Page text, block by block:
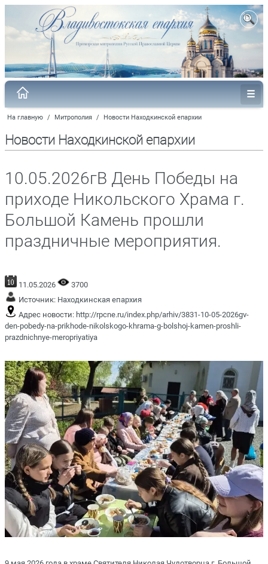
На главную / Митрополия / Новости Находкинской епархии
Новости Находкинской епархии
10.05.2026гВ День Победы на
приходе Никольского Храма г.
Большой Камень прошли
праздничные мероприятия.
11.05.2026
3700
Источник: Находкинская епархия
Адрес новости: http://rpcne.ru/index.php/arhiv/3831-10-05-2026gv-
den-pobedy-na-prikhode-nikolskogo-khrama-g-bolshoj-kamen-proshli-
prazdnichnye-meropriyatiya